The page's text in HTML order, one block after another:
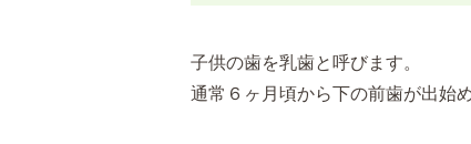
子供の歯を乳歯と呼びます。
通常６ヶ月頃から下の前歯が出始